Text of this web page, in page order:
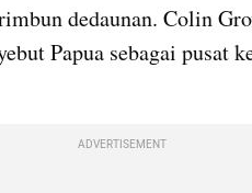
dedaunan. Colin
Papua sebagai pusat
ADVERTISEMENT